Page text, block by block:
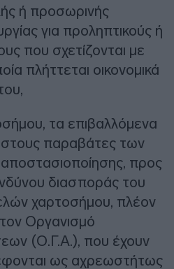
ή προσωρινής
για προληπτικούς ή
που σχετίζονται με
πλήττεται οικονομικά
τα επιβαλλόμενα
στους παραβάτες των
αποστασιοποίησης, προς
διασποράς του
χαρτοσήμου, πλέον
Οργανισμό
(Ο.Γ.Α.), που έχουν
ως αχρεωστήτως